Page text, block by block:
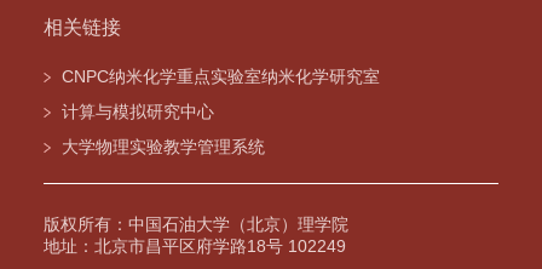
相关链接
CNPC纳米化学重点实验室纳米化学研究室
计算与模拟研究中心
大学物理实验教学管理系统
版权所有：中国石油大学（北京）理学院
地址：北京市昌平区府学路18号 102249